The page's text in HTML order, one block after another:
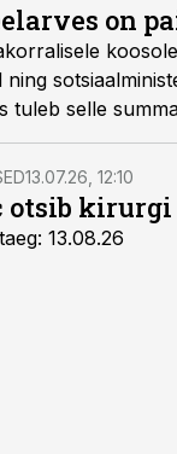
on
ning
tuleb selle
13.07.26, 12:10
otsib kirurgi
13.08.26